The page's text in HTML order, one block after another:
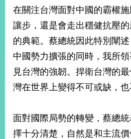
外
交
資
訊
國
與
國
在關注台灣面對中國的霸權
讓步，還是會走出穩健抗壓
的典範。蔡總統因此特別闡
中國勢力擴張的同時，我所
見台灣的強韌。捍衛台灣的
灣在世界上變得不可或缺，也
面對國際局勢的轉變，蔡總
擇十分清楚，自然是和主流